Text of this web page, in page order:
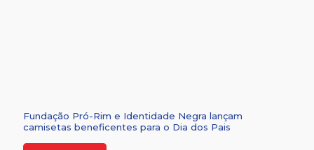
Fundação Pró-Rim e Identidade Negra lançam
camisetas beneficentes para o Dia dos Pais